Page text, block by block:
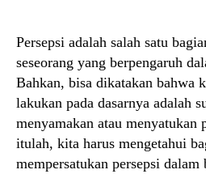
Persepsi adalah salah satu
seseorang yang berpengaruh
Bahkan, bisa dikatakan bahwa
lakukan pada dasarnya adalah
menyamakan atau menyatukan
itulah, kita harus mengetahui
mempersatukan persepsi dalam